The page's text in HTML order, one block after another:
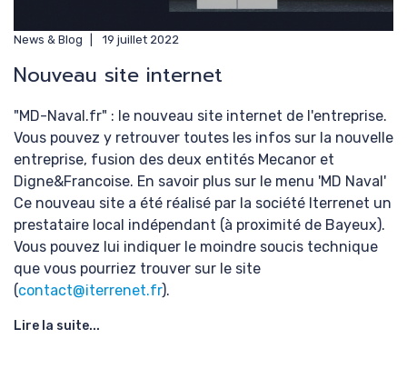
News & Blog 19 juillet 2022
Nouveau site internet
"MD-Naval.fr" : le nouveau site internet de l'entreprise.
Vous pouvez y retrouver toutes les infos sur la nouvelle
entreprise, fusion des deux entités Mecanor et
Digne&Francoise. En savoir plus sur le menu 'MD Naval'
Ce nouveau site a été réalisé par la société Iterrenet un
prestataire local indépendant (à proximité de Bayeux).
Vous pouvez lui indiquer le moindre soucis technique
que vous pourriez trouver sur le site
(contact@iterrenet.fr).
Lire la suite...